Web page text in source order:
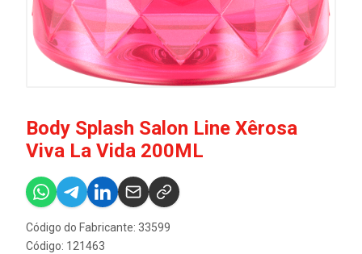
Body Splash Salon Line Xêrosa
Viva La Vida 200ML
Código do Fabricante: 33599
Código: 121463